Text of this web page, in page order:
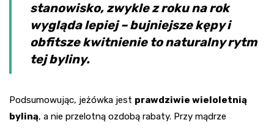
stanowisko, zwykle z roku na rok
wygląda lepiej – bujniejsze kępy i
obfitsze kwitnienie to naturalny rytm
tej byliny.
Podsumowując, jeżówka jest prawdziwie wieloletnią
byliną, a nie przelotną ozdobą rabaty. Przy mądrze